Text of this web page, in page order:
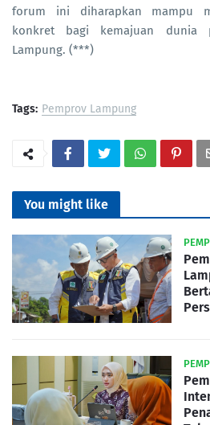
forum ini diharapkan mampu
konkret bagi kemajuan dunia
Lampung. (***)
Tags: Pemprov Lampung
You might like